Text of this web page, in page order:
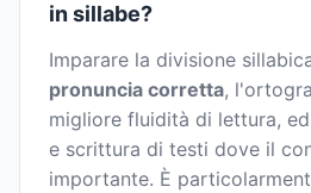
in sillabe?
Imparare la divisione
pronuncia corretta,
migliore fluidità di lettura,
e scrittura di testi dove il
importante. È